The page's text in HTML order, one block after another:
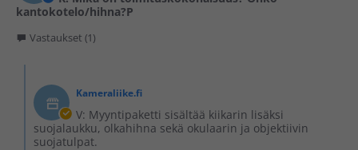
kantokotelo/hihna?P
Vastaukset (1)
Kameraliike.fi
V: Myyntipaketti sisältää kiikarin lisäksi
suojalaukku, olkahihna sekä okulaarin ja objektiivin
suojatulpat.